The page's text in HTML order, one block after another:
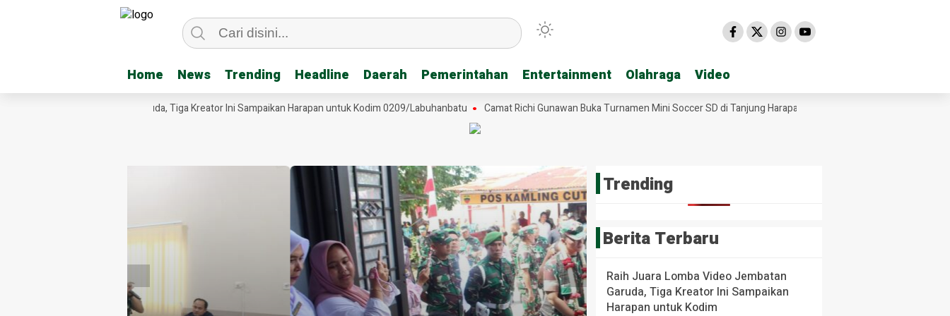
Home News Trending Headline Daerah Pemerintahan Entertainment Olahraga Video
Home News Trending Headline Daerah Pemerintahan Entertainment Olahraga Video
Lomba Video Jembatan Garuda, Tiga Kreator Ini Sampaikan Harapan untuk Kodim 0209/Labuhanbatu Camat Richi Gunawan Buka Turnamen Mini Soccer SD di Tanjung Harapan
Trending
Berita Terbaru
Raih Juara Lomba Video Jembatan
Garuda, Tiga Kreator Ini Sampaikan
Harapan untuk Kodim